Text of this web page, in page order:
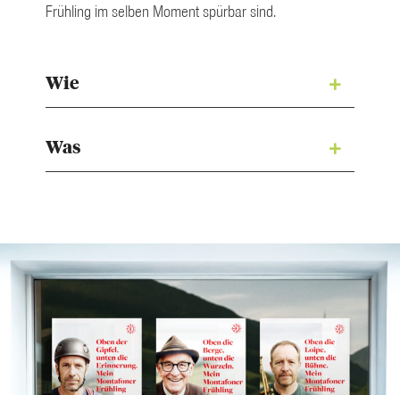
Frühling im selben Moment spürbar sind.
Wie
Was